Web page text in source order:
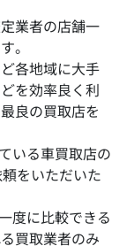
業者の店舗一
。
各地域に大手
を効率良く利
良の買取店を
いる車買取店の
をいただいた
度に比較できる
買取業者のみ